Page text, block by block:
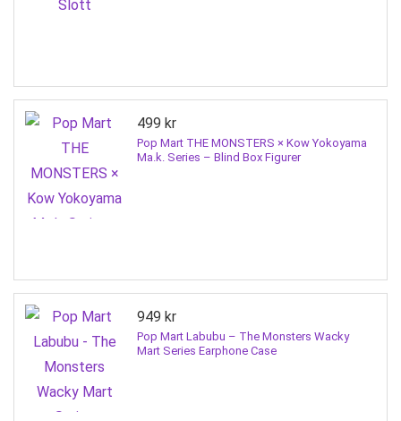
499 kr
Pop Mart THE MONSTERS × Kow Yokoyama
Ma.k. Series – Blind Box Figurer
949 kr
Pop Mart Labubu – The Monsters Wacky
Mart Series Earphone Case